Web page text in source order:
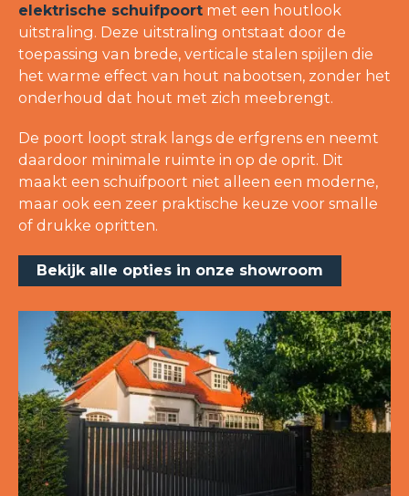
elektrische schuifpoort met een houtlook
uitstraling. Deze uitstraling ontstaat door de
toepassing van brede, verticale stalen spijlen die
het warme effect van hout nabootsen, zonder het
onderhoud dat hout met zich meebrengt.
De poort loopt strak langs de erfgrens en neemt
daardoor minimale ruimte in op de oprit. Dit
maakt een schuifpoort niet alleen een moderne,
maar ook een zeer praktische keuze voor smalle
of drukke opritten.
Bekijk alle opties in onze showroom